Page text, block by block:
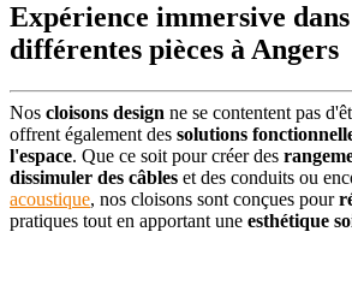
Expérience immersive
différentes pièces à Angers
Nos cloisons design ne se contentent pas
offrent également des solutions
l'espace. Que ce soit pour créer des
dissimuler des câbles et des conduits ou
acoustique, nos cloisons sont conçues pour
pratiques tout en apportant une esthétique